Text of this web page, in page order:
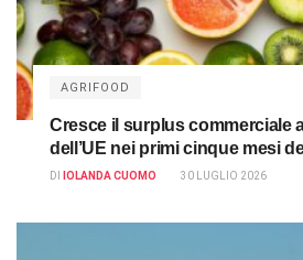
AGRIFOOD
Cresce il surplus commerciale
dell’UE nei primi cinque mesi
DI IOLANDA CUOMO 30 LUGLIO 2026